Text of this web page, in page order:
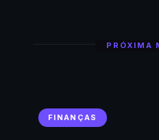
PRÓXIMA
FINANÇAS